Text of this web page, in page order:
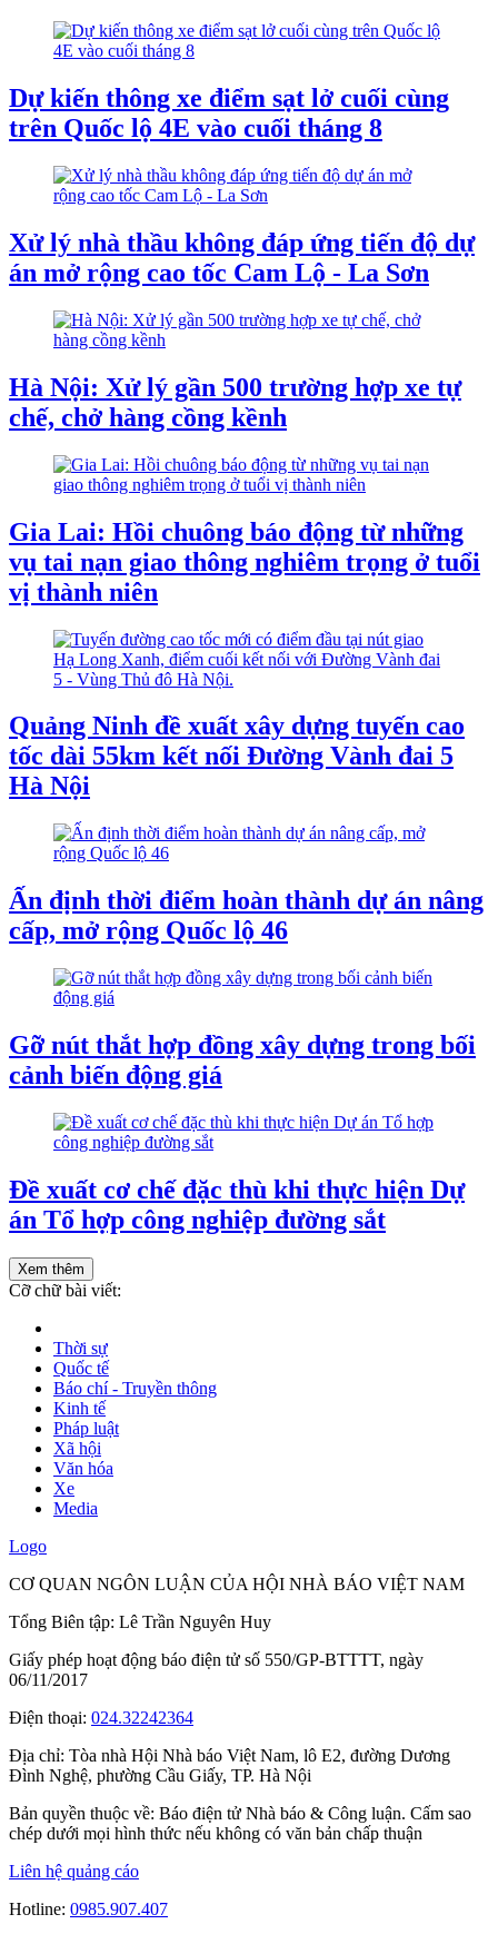
Dự kiến thông xe điểm sạt lở cuối cùng
trên Quốc lộ 4E vào cuối tháng 8
Xử lý nhà thầu không đáp ứng tiến độ dự
án mở rộng cao tốc Cam Lộ - La Sơn
Hà Nội: Xử lý gần 500 trường hợp xe tự
chế, chở hàng cồng kềnh
Gia Lai: Hồi chuông báo động từ những
vụ tai nạn giao thông nghiêm trọng ở tuổi
vị thành niên
Quảng Ninh đề xuất xây dựng tuyến cao
tốc dài 55km kết nối Đường Vành đai 5
Hà Nội
Ấn định thời điểm hoàn thành dự án nâng
cấp, mở rộng Quốc lộ 46
Gỡ nút thắt hợp đồng xây dựng trong bối
cảnh biến động giá
Đề xuất cơ chế đặc thù khi thực hiện Dự
án Tổ hợp công nghiệp đường sắt
Xem thêm
Cỡ chữ bài viết:
Thời sự
Quốc tế
Báo chí - Truyền thông
Kinh tế
Pháp luật
Xã hội
Văn hóa
Xe
Media
Logo
CƠ QUAN NGÔN LUẬN CỦA HỘI NHÀ BÁO VIỆT NAM
Tổng Biên tập: Lê Trần Nguyên Huy
Giấy phép hoạt động báo điện tử số 550/GP-BTTTT, ngày
06/11/2017
Điện thoại: 024.32242364
Địa chỉ: Tòa nhà Hội Nhà báo Việt Nam, lô E2, đường Dương
Đình Nghệ, phường Cầu Giấy, TP. Hà Nội
Bản quyền thuộc về: Báo điện tử Nhà báo & Công luận. Cấm sao
chép dưới mọi hình thức nếu không có văn bản chấp thuận
Liên hệ quảng cáo
Hotline: 0985.907.407